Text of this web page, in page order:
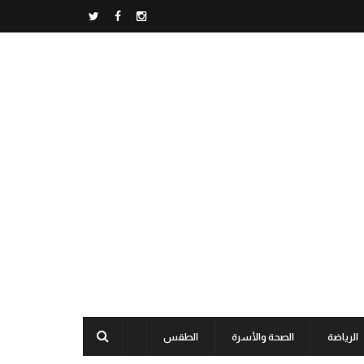
الرياضة الصحة والأسرة الطقس